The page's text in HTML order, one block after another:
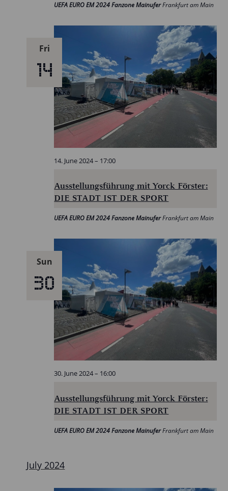
UEFA EURO EM 2024 Fanzone MainuferFrankfurt am Main
Fri
14
Ausstellungsführung mit Yorck Förster:
DIE STADT IST DER SPORT
14. June 2024 – 17:00
UEFA EURO EM 2024 Fanzone MainuferFrankfurt am Main
Sun
30
Ausstellungsführung mit Yorck Förster:
DIE STADT IST DER SPORT
30. June 2024 – 16:00
UEFA EURO EM 2024 Fanzone MainuferFrankfurt am Main
July 2024